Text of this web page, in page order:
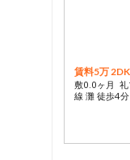
賃料5万
敷0.0ヶ月
線 灘 徒歩4